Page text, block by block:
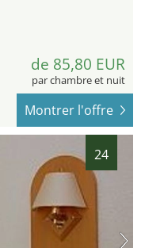
de 85,80 EUR
par chambre et nuit
Montrer l'offre
24